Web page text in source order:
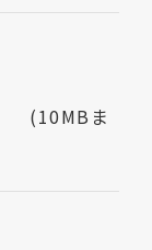
(10MBま